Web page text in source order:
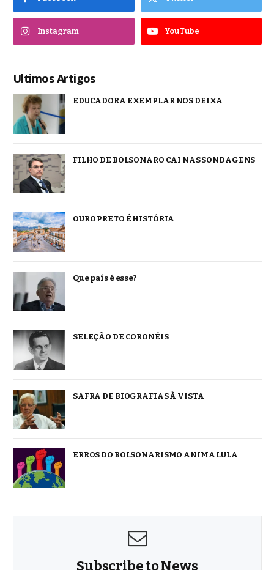
Instagram YouTube
Ultimos Artigos
EDUCADORA EXEMPLAR NOS DEIXA
FILHO DE BOLSONARO CAI NAS SONDAGENS
OURO PRETO É HISTÓRIA
Que país é esse?
SELEÇÃO DE CORONÉIS
SAFRA DE BIOGRAFIAS À VISTA
ERROS DO BOLSONARISMO ANIMA LULA
Subscribe to News